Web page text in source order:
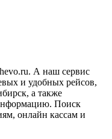
А наш сервис
и удобных рейсов,
а также
Поиск
онлайн кассам и